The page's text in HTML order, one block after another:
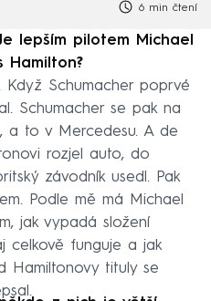
6 min čtení
lepším pilotem Michael
Hamilton?
Když Schumacher poprvé
Schumacher se pak na
a to v Mercedesu. A de
rozjel auto, do
závodník usedl. Pak
Podle mě má Michael
jak vypadá složení
celkově funguje a jak
Hamiltonovy tituly se